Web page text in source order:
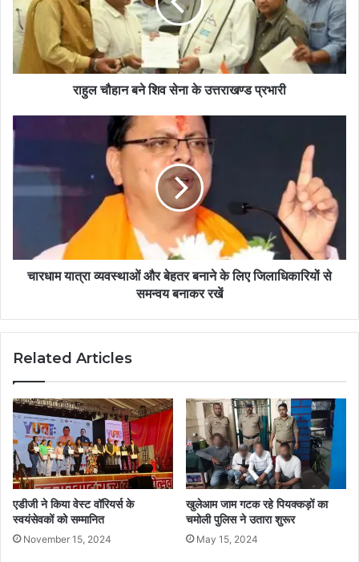
राहुल चौहान बने शिव सेना के उत्तराखण्ड प्रभारी
चारधाम यात्रा व्यवस्थाओं और बेहतर बनाने के लिए जिलाधिकारियों से
समन्वय बनाकर रखें
Related Articles
एडीजी ने किया वेस्ट वॉरियर्स के
स्वयंसेवकों को सम्मानित
November 15, 2024
खुलेआम जाम गटक रहे पियक्कड़ों का
चमोली पुलिस ने उतारा शुरूर
May 15, 2024